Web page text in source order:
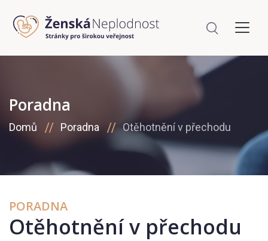
Poradna
Domů Poradna Otěhotnění v přechodu
PORADNA
Otěhotnění v přechodu